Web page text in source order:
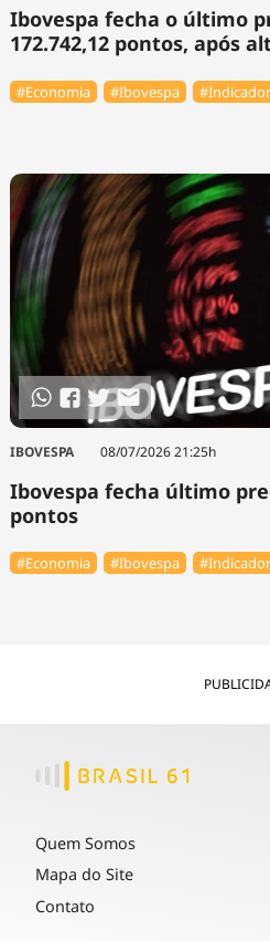
Ibovespa fecha o último
172.742,12 pontos, após
#Economia #Ibovespa
IBOVESPA 08/07/2026 21:25h
Ibovespa fecha último
pontos
#Economia #Ibovespa
Quem Somos
Mapa do Site
Contato